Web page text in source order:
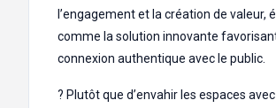
l’engagement et la création de valeur,
comme la solution innovante
connexion authentique avec le public.
? Plutôt que d’envahir les espaces